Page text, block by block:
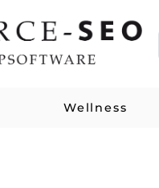
Wellness